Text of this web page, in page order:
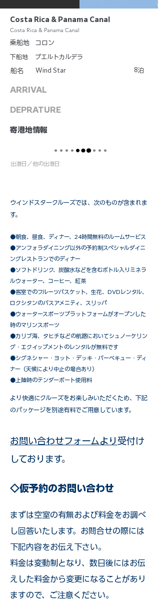
Costa Rica & Panama Canal
Costa Rica & Panama Canal
乗船地
下船地
船名
コロン
プエルトカルデラ
Wind Star 8泊
ARRIVAL
DEPRATURE
​寄港地情報
出港日／他の出港日
ウインドスタークルーズでは、次のものが含まれま
す。
●朝食、昼食、ディナー、24時間無料のルームサービス
​●アンフォラダイニング以外の予約制スペシャルダイニ
ングレストランでのディナー
●ソフトドリンク、炭酸水などを含むボトル入りミネラ
ルウォーター、コーヒー、紅茶
●客室でのフルーツバスケット、生花、DVDレンタル、
ロクシタンのバスアメニティ、スリッパ
●ウォータースポーツプラットフォームがオープンした
時のマリンスポーツ
●カリブ海、タヒチなどの航路においてシュノーケリン
グ・エクイップメントのレンタルが無料です
​●シグネシャー・ヨット・デッキ・バーベキュー・ディ
ナー（天候により中止の場合あり）
●上陸時のテンダーボート使用料
​より快適にクルーズをお楽しみいただくため、下記
のパッケージを別途有料でご用意しています。​
お問い合わせフォームより 受付け
しております。
◇仮予約のお問い合わせ
まずは空室の有無および料金をお調べ
し回答いたします。お問合せの際には
下記内容をお伝え下さい。
料金は変動制となり、数日後にはお伝
えした料金から変更になることがあり
ますので、ご注意ください。